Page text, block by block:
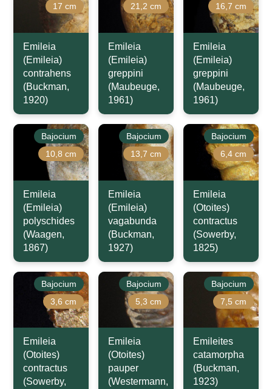
17 cm
Emileia
(Emileia)
contrahens
(Buckman,
1920)
21,2 cm
Emileia
(Emileia)
greppini
(Maubeuge,
1961)
16,7 cm
Emileia
(Emileia)
greppini
(Maubeuge,
1961)
Bajocium
10,8 cm
Emileia
(Emileia)
polyschides
(Waagen,
1867)
Bajocium
13,7 cm
Emileia
(Emileia)
vagabunda
(Buckman,
1927)
Bajocium
6,4 cm
Emileia
(Otoites)
contractus
(Sowerby,
1825)
Bajocium
3,6 cm
Emileia
(Otoites)
contractus
(Sowerby,
Bajocium
5,3 cm
Emileia
(Otoites)
pauper
(Westermann,
Bajocium
7,5 cm
Emileites
catamorpha
(Buckman,
1923)